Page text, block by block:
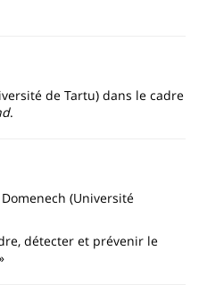
de Tartu) dans le cadre
.
(Université
détecter et prévenir le